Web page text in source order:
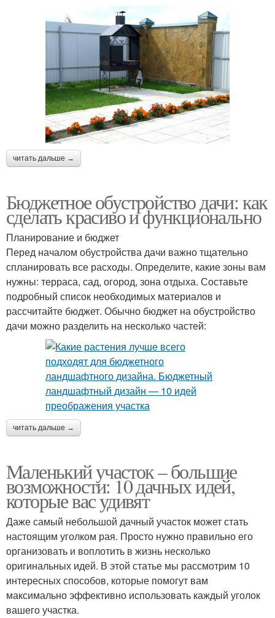
читать дальше →
Бюджетное обустройство дачи: как
сделать красиво и функционально
Планирование и бюджет
Перед началом обустройства дачи важно тщательно
спланировать все расходы. Определите, какие зоны вам
нужны: терраса, сад, огород, зона отдыха. Составьте
подробный список необходимых материалов и
рассчитайте бюджет. Обычно бюджет на обустройство
дачи можно разделить на несколько частей:
читать дальше →
Маленький участок – большие
возможности: 10 дачных идей,
которые вас удивят
Даже самый небольшой дачный участок может стать
настоящим уголком рая. Просто нужно правильно его
организовать и воплотить в жизнь несколько
оригинальных идей. В этой статье мы рассмотрим 10
интересных способов, которые помогут вам
максимально эффективно использовать каждый уголок
вашего участка.